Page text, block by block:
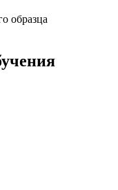
образца